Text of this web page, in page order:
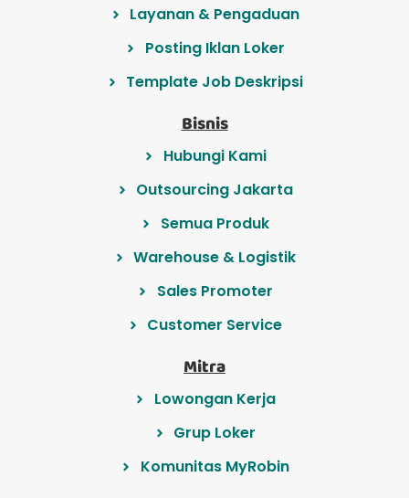
Layanan & Pengaduan
Posting Iklan Loker
Template Job Deskripsi
Bisnis
Hubungi Kami
Outsourcing Jakarta
Semua Produk
Warehouse & Logistik
Sales Promoter
Customer Service
Mitra
Lowongan Kerja
Grup Loker
Komunitas MyRobin